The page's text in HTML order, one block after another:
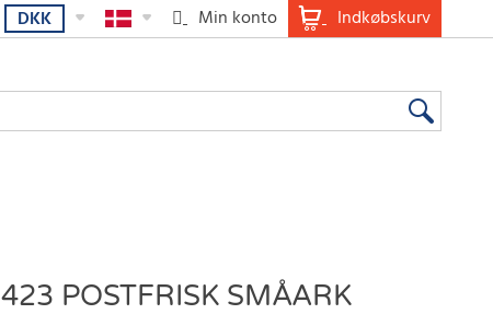
Indkøbskurv
Min konto
DKK
POSTFRISK SMÅARK